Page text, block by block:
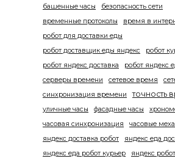
башенные часы
безопасность сети
временные протоколы
время в
робот для доставки еды
робот доставщик еды яндекс
робот
робот яндекс доставка
робот яндекс
серверы времени
сетевое время
синхронизация времени
точность
уличные часы фасадные часы
часовая синхронизация
часовые
яндекс доставка робот
яндекс еда
яндекс еда робот курьер
яндекс